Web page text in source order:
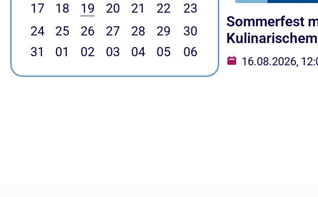
17
18 19 20 21 22
23
24
25 26 27 28 29
30
31
01 02 03 04 05 06
Klön- und Spielenachmittag in
Kuddewörde
Gemeinderaum, Am Brink 2, Kuddewörde
Sommerfest
16.08.2026,